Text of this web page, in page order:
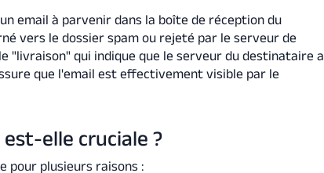
email à parvenir dans la boîte de réception du
vers le dossier spam ou rejeté par le serveur de
"livraison" qui indique que le serveur du destinataire a
que l'email est effectivement visible par le
elle cruciale ?
pour plusieurs raisons :